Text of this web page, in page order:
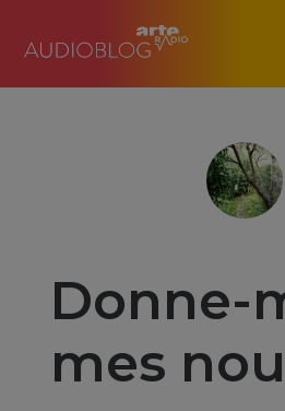
Donne-
mes